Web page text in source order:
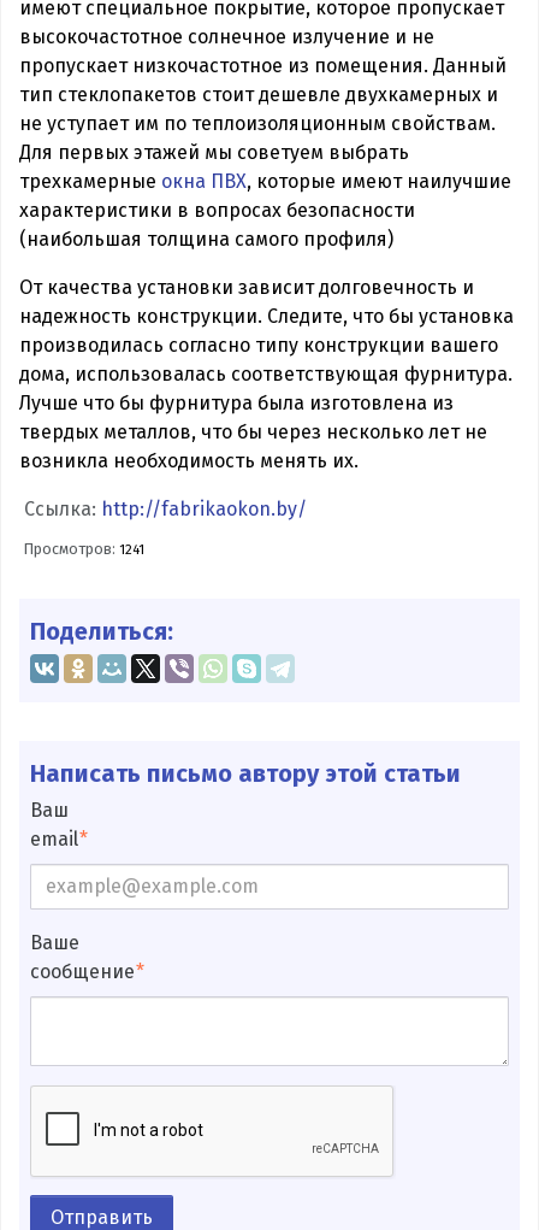
имеют специальное покрытие, которое пропускает
высокочастотное солнечное излучение и не
пропускает низкочастотное из помещения. Данный
тип стеклопакетов стоит дешевле двухкамерных и
не уступает им по теплоизоляционным свойствам.
Для первых этажей мы советуем выбрать
трехкамерные окна ПВХ, которые имеют наилучшие
характеристики в вопросах безопасности
(наибольшая толщина самого профиля)
От качества установки зависит долговечность и
надежность конструкции. Следите, что бы установка
производилась согласно типу конструкции вашего
дома, использовалась соответствующая фурнитура.
Лучше что бы фурнитура была изготовлена из
твердых металлов, что бы через несколько лет не
возникла необходимость менять их.
Ссылка: http://fabrikaokon.by/
Просмотров:1241
Поделиться:
Написать письмо автору этой статьи
Ваш
email
Ваше
сообщение
Отправить